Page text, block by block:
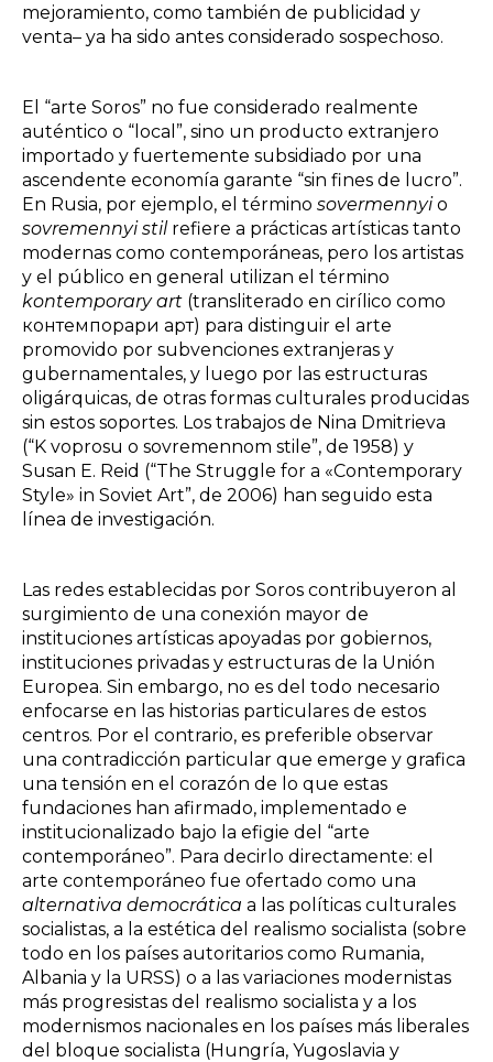
mejoramiento, como también de publicidad y
venta– ya ha sido antes considerado sospechoso.
El “arte Soros” no fue considerado realmente
auténtico o “local”, sino un producto extranjero
importado y fuertemente subsidiado por una
ascendente economía garante “sin fines de lucro”.
En Rusia, por ejemplo, el término sovermennyio
sovremennyi stilrefiere a prácticas artísticas tanto
modernas como contemporáneas, pero los artistas
y el público en general utilizan el término
kontemporary art (transliterado en cirílico como
контемпорари арт) para distinguir el arte
promovido por subvenciones extranjeras y
gubernamentales, y luego por las estructuras
oligárquicas, de otras formas culturales producidas
sin estos soportes. Los trabajos de Nina Dmitrieva
(“K voprosu o sovremennom stile”, de 1958) y
Susan E. Reid (“The Struggle for a «Contemporary
Style» in Soviet Art”, de 2006) han seguido esta
línea de investigación.
Las redes establecidas por Soros contribuyeron al
surgimiento de una conexión mayor de
instituciones artísticas apoyadas por gobiernos,
instituciones privadas y estructuras de la Unión
Europea. Sin embargo, no es del todo necesario
enfocarse en las historias particulares de estos
centros. Por el contrario, es preferible observar
una contradicción particular que emerge y grafica
una tensión en el corazón de lo que estas
fundaciones han afirmado, implementado e
institucionalizado bajo la efigie del “arte
contemporáneo”. Para decirlo directamente: el
arte contemporáneo fue ofertado como una
alternativa democrática a las políticas culturales
socialistas, a la estética del realismo socialista (sobre
todo en los países autoritarios como Rumania,
Albania y la URSS) o a las variaciones modernistas
más progresistas del realismo socialista y a los
modernismos nacionales en los países más liberales
del bloque socialista (Hungría, Yugoslavia y